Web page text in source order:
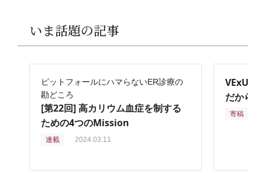
いま話題の記事
ピットフォールにハマらないER診療の
勘どころ
[第22回] 高カリウム血症を制する
ための4つのMission
連載 2024.03.11
VExUS
だから
寄稿